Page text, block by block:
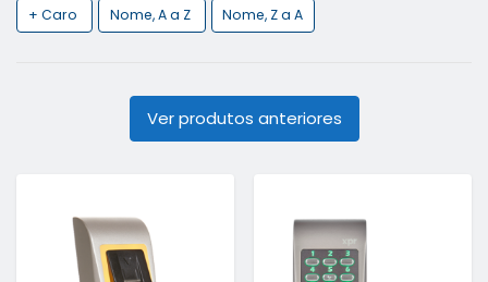
+ Caro Nome, A a Z Nome, Z a A
Ver produtos anteriores